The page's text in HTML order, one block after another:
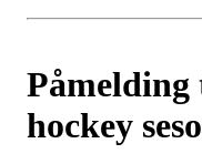
hockey